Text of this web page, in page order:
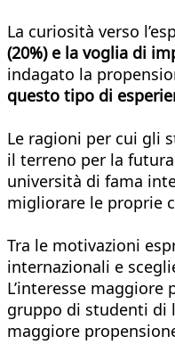
La curiosità verso
(20%) e la voglia di
indagato la
questo tipo di
Le ragioni per cui gli
il terreno per la
università di fama
migliorare le proprie
Tra le motivazioni
internazionali e
L’interesse
gruppo di studenti di
maggiore